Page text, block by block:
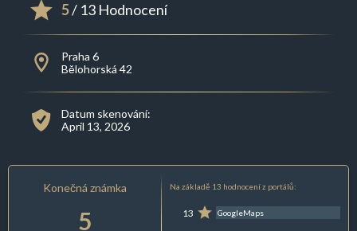
5/ 13 Hodnocení
Praha 6
Bělohorská 42
Datum skenování:
April 13, 2026
Konečná známka
5
Na základě 13 hodnocení z portálů:
13 GoogleMaps